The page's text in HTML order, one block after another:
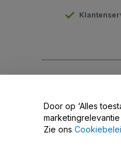
Deel mijn
Door op ‘Alles
Zie ons